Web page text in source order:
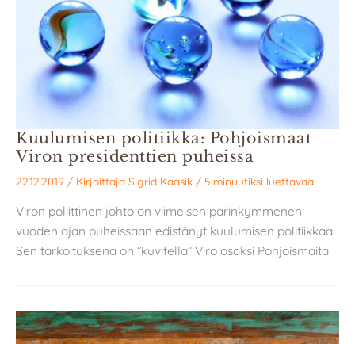
Kuulumisen politiikka: Pohjois­maat
Viron presidenttien puheissa
22.12.2019 / Kirjoittaja Sigrid Kaasik / 5 minuutiksi luettavaa
Viron poliittinen johto on viimeisen parinkymmenen
vuoden ajan puheissaan edistänyt kuulumisen politiikkaa.
Sen tarkoituksena on ”kuvitella” Viro osaksi Pohjoismaita.